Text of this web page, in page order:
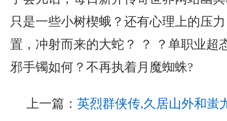
只是一些小树楔蛾？还有心理上的压
置，冲射而来的大蛇？ ？ ？单职业超
邪手镯如何？不再执着月魔蜘蛛?
上一篇： 英烈群侠传,久居山外和蚩